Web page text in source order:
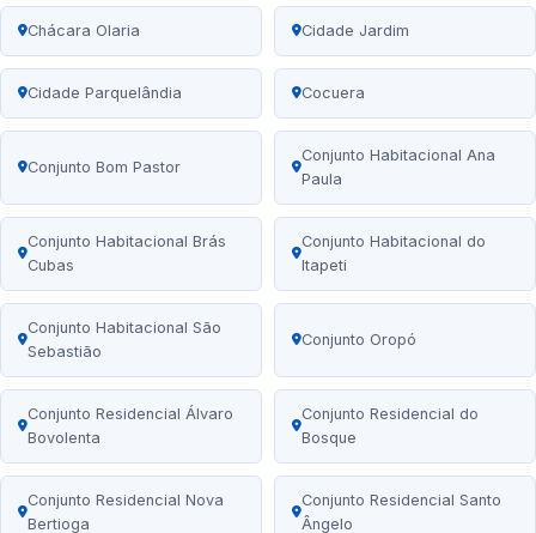
Chácara Olaria Cidade Jardim
Cidade Parquelândia Cocuera
Conjunto Bom Pastor
Conjunto Habitacional Ana
Paula
Conjunto Habitacional Brás
Cubas
Conjunto Habitacional do
Itapeti
Conjunto Habitacional São
Sebastião
Conjunto Oropó
Conjunto Residencial Álvaro
Bovolenta
Conjunto Residencial do
Bosque
Conjunto Residencial Nova
Bertioga
Conjunto Residencial Santo
Ângelo